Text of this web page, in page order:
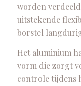
worden
uitstekende
borstel
Het aluminium
vorm die zorgt
controle tijdens